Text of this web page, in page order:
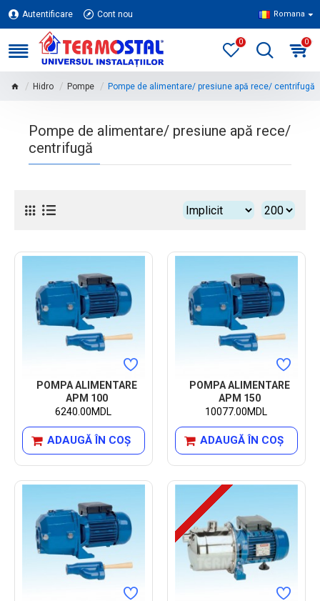
Autentificare Cont nou Romana
0 0
Hidro Pompe Pompe de alimentare/ presiune apă rece/ centrifugă
Pompe de alimentare/ presiune apă rece/
centrifugă
POMPA ALIMENTARE
APM 100
6240.00MDL
ADAUGĂ ÎN COŞ
POMPA ALIMENTARE
APM 150
10077.00MDL
ADAUGĂ ÎN COŞ